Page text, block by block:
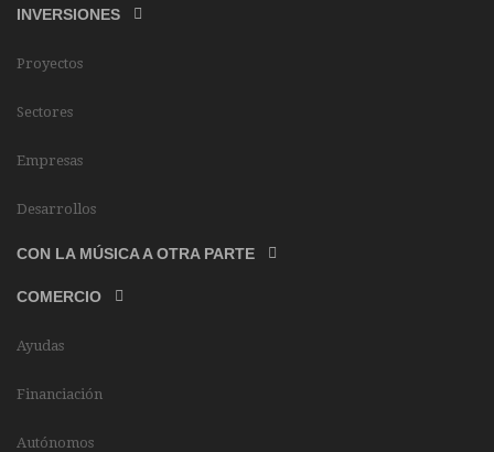
INVERSIONES
Proyectos
Sectores
Empresas
Desarrollos
CON LA MÚSICA A OTRA PARTE
COMERCIO
Ayudas
Financiación
Autónomos